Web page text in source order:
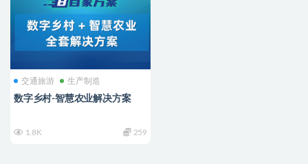
交通旅游 生产制造
数字乡村-智慧农业解决方案
1.8K 259